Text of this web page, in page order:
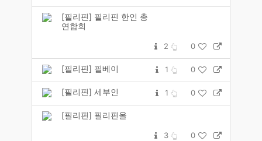
[필리핀] 필리핀 한인 총
연합회
2 0
[필리핀] 필베이 1 0
[필리핀] 세부인 1 0
[필리핀] 필리핀올
3 0